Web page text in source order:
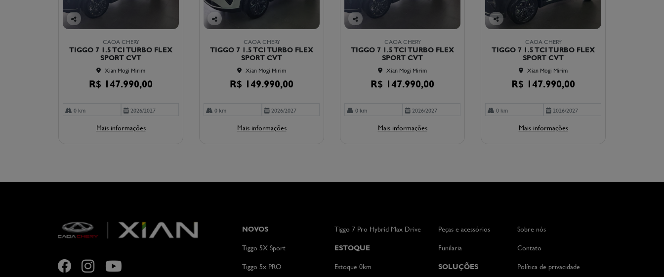
Co
lhe
CAOA CHERY
TIGGO 7 1.5 TCI TURBO FLEX
SPORT CVT
Xian Mogi Mirim
R$ 147.990,00
0 km 2026/2027
Mais informações
Co
lhe
CAOA CHERY
TIGGO 7 1.5 TCI TURBO FLEX
SPORT CVT
Xian Mogi Mirim
R$ 149.990,00
0 km 2026/2027
Mais informações
Co
lhe
CAOA CHERY
TIGGO 7 1.5 TCI TURBO FLEX
SPORT CVT
Xian Mogi Mirim
R$ 147.990,00
0 km 2026/2027
Mais informações
Co
lhe
CAOA CHERY
TIGGO 7 1.5 TCI TURBO FLEX
SPORT CVT
Xian Mogi Mirim
R$ 147.990,00
0 km 2026/2027
Mais informações
NOVOS
Tiggo 5X Sport
Tiggo 5x PRO
Tiggo 7 Pro Hybrid Max Drive
ESTOQUE
Estoque 0km
Peças e acessórios
Funilaria
SOLUÇÕES
Sobre nós
Contato
Política de privacidade